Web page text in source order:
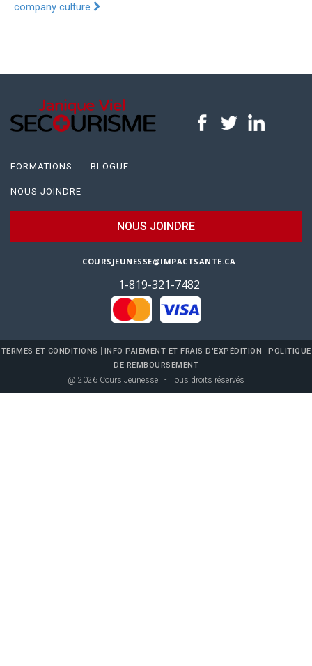
company culture
FORMATIONS
NOUS JOINDRE
BLOGUE
NOUS JOINDRE
COURSJEUNESSE@IMPACTSANTE.CA
1-819-321-7482
TERMES ET CONDITIONS INFO PAIEMENT ET FRAIS D'EXPÉDITION
POLITIQUE
DE REMBOURSEMENT
@ 2026 Cours Jeunesse - Tous droits réservés